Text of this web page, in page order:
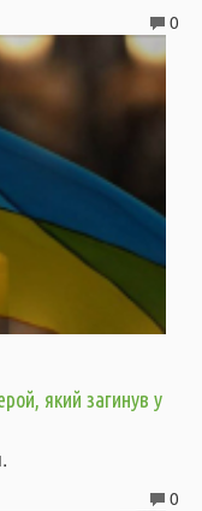
0
який загинув у
0